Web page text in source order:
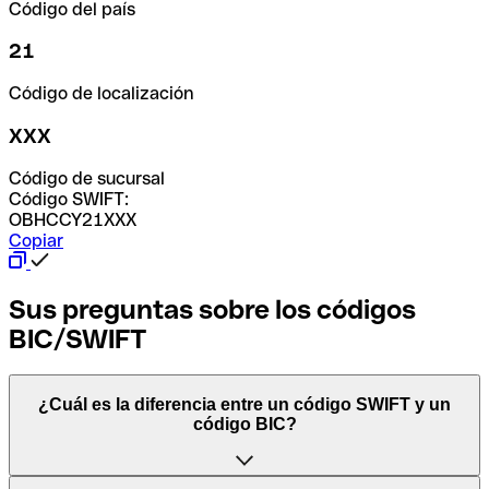
Código del país
21
Código de localización
XXX
Código de sucursal
Código SWIFT:
OBHCCY21XXX
Copiar
Sus preguntas sobre los códigos
BIC/SWIFT
¿Cuál es la diferencia entre un código SWIFT y un
código BIC?